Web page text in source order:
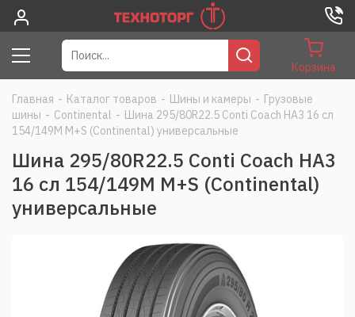
Корзина
Главная - Каталог товаров - Шины и камеры - Грузовые
шины - Continental - Шина 295/80R22.5 Conti Coach HA3 16 сл
154/149M M+S (Continental) универсальные
Шина 295/80R22.5 Conti Coach HA3
16 сл 154/149M M+S (Continental)
универсальные